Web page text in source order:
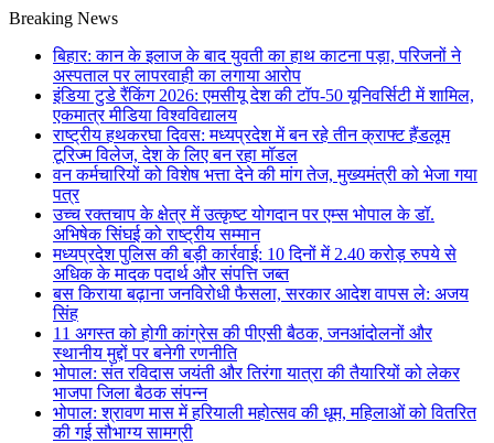
Breaking News
बिहार: कान के इलाज के बाद युवती का हाथ काटना पड़ा, परिजनों ने
अस्पताल पर लापरवाही का लगाया आरोप
इंडिया टुडे रैंकिंग 2026: एमसीयू देश की टॉप-50 यूनिवर्सिटी में शामिल,
एकमात्र मीडिया विश्वविद्यालय
राष्ट्रीय हथकरघा दिवस: मध्यप्रदेश में बन रहे तीन क्राफ्ट हैंडलूम
टूरिज्म विलेज, देश के लिए बन रहा मॉडल
वन कर्मचारियों को विशेष भत्ता देने की मांग तेज, मुख्यमंत्री को भेजा गया
पत्र
उच्च रक्तचाप के क्षेत्र में उत्कृष्ट योगदान पर एम्स भोपाल के डॉ.
अभिषेक सिंघई को राष्ट्रीय सम्मान
मध्यप्रदेश पुलिस की बड़ी कार्रवाई: 10 दिनों में 2.40 करोड़ रुपये से
अधिक के मादक पदार्थ और संपत्ति जब्त
बस किराया बढ़ाना जनविरोधी फैसला, सरकार आदेश वापस ले: अजय
सिंह
11 अगस्त को होगी कांग्रेस की पीएसी बैठक, जनआंदोलनों और
स्थानीय मुद्दों पर बनेगी रणनीति
भोपाल: संत रविदास जयंती और तिरंगा यात्रा की तैयारियों को लेकर
भाजपा जिला बैठक संपन्न
भोपाल: श्रावण मास में हरियाली महोत्सव की धूम, महिलाओं को वितरित
की गई सौभाग्य सामग्री